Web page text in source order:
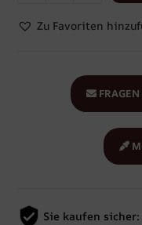
Zu Favoriten
FRAGEN
Sie kaufen sicher: